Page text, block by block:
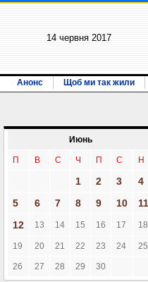
14 червня 2017
Анонс Щоб ми так жили
Июнь
П В С Ч П С Н
1 2 3
4
5
6 7 8 9 10
11
12
13 14 15 16 17 18
19 20 21 22 23 24 25
26 27 28 29 30